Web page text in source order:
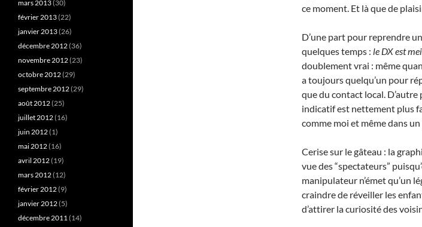
ce moment. Et là que de
D’une part pour reprendre
quelques temps : le DX est
doublement vrai : même
a toujours quelqu’un pour
que du contact local.
indicatif est nettement plus
comme moi et même dans
Cerise sur le gâteau : la
vue des “spectateurs”
manipulateur n’émet qu’un
craindre de réveiller les
d’attirer la curiosité des
mars 2013(30)
février 2013(22)
janvier 2013(26)
décembre 2012(36)
novembre 2012(23)
octobre 2012(29)
septembre 2012(29)
août 2012(25)
juillet 2012(16)
juin 2012(1)
mai 2012(16)
avril 2012(19)
mars 2012(12)
février 2012(9)
janvier 2012(5)
décembre 2011(14)